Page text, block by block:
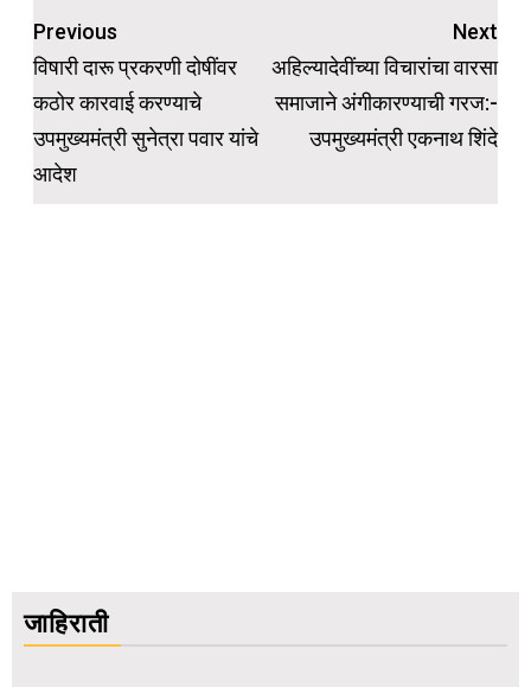
Post
navigation
Previous
विषारी दारू प्रकरणी दोषींवर
कठोर कारवाई करण्याचे
उपमुख्यमंत्री सुनेत्रा पवार यांचे
आदेश
Next
अहिल्यादेवींच्या विचारांचा वारसा
समाजाने अंगीकारण्याची गरज:-
उपमुख्यमंत्री एकनाथ शिंदे
जाहिराती